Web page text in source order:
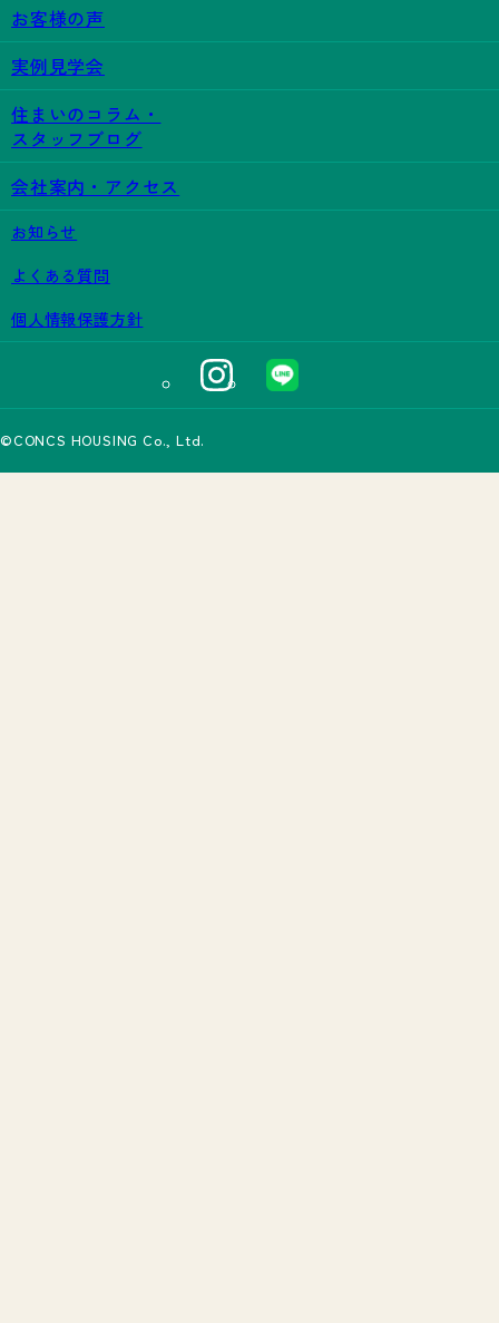
お客様の声
実例見学会
住まいのコラム・
スタッフブログ
会社案内・アクセス
お知らせ
よくある質問
個人情報保護方針
©CONCS HOUSING Co., Ltd.